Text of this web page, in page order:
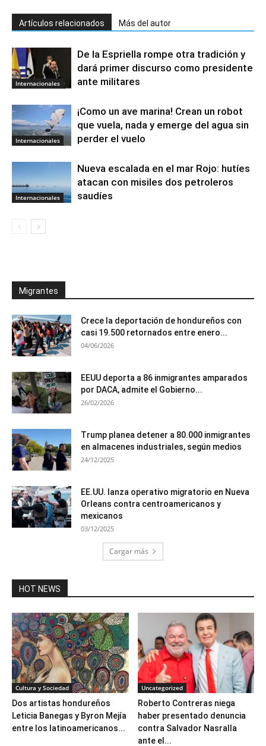
Artículos relacionados Más del autor
Internacionales
De la Espriella rompe otra tradición y
dará primer discurso como presidente
ante militares
Internacionales
¡Como un ave marina! Crean un robot
que vuela, nada y emerge del agua sin
perder el vuelo
Internacionales
Nueva escalada en el mar Rojo: hutíes
atacan con misiles dos petroleros
saudíes
Migrantes
Crece la deportación de hondureños con
casi 19.500 retornados entre enero...
04/06/2026
EEUU deporta a 86 inmigrantes amparados
por DACA, admite el Gobierno...
26/02/2026
Trump planea detener a 80.000 inmigrantes
en almacenes industriales, según medios
24/12/2025
EE.UU. lanza operativo migratorio en Nueva
Orleans contra centroamericanos y
mexicanos
03/12/2025
Cargar más
HOT NEWS
Cultura y Sociedad
Dos artistas hondureños
Leticia Banegas y Byron Mejía
entre los latinoamericanos...
Uncategorized
Roberto Contreras niega
haber presentado denuncia
contra Salvador Nasralla
ante el...